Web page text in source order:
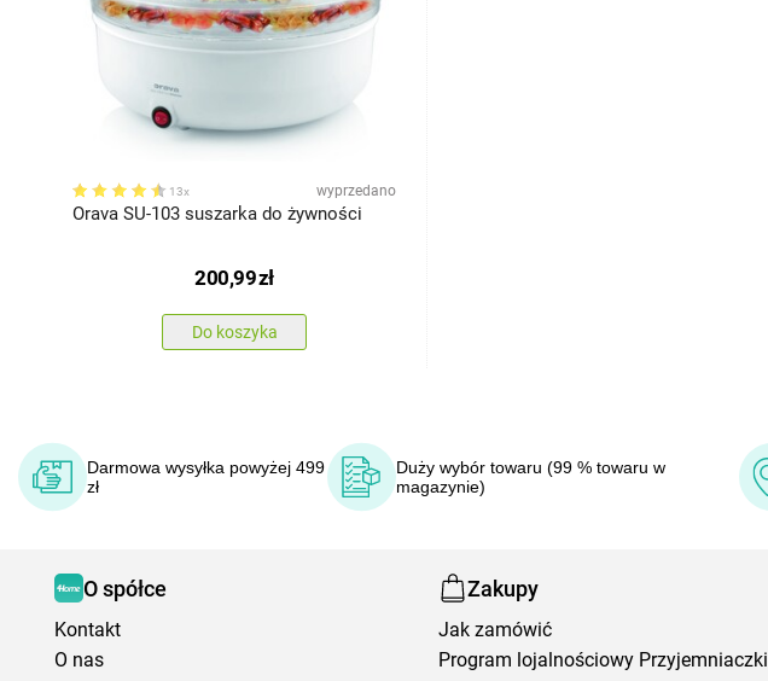
13x wyprzedano
Orava SU-103 suszarka do żywności
200,99zł
Do koszyka
Darmowa wysyłka powyżej 499
zł
Duży wybór towaru (99 % towaru w
magazynie)
O spółce
Kontakt
O nas
Zakupy
Jak zamówić
Program lojalnościowy Przyjemniaczki